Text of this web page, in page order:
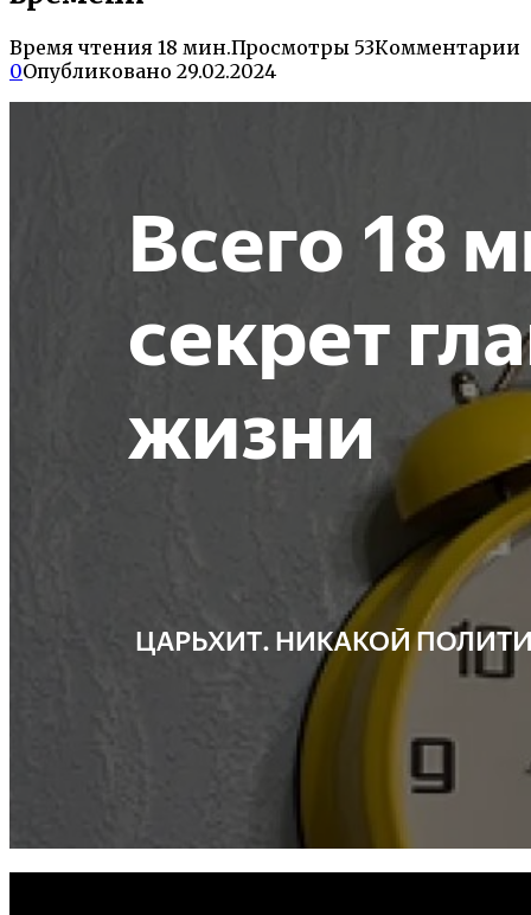
Время чтения 18 мин.Просмотры 53Комментарии
0Опубликовано 29.02.2024